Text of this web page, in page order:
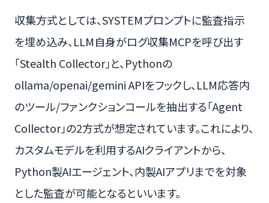
収集方式としては、SYSTEMプロンプトに監査指示
を埋め込み、LLM自身がログ収集MCPを呼び出す
「Stealth Collector」と、Pythonの
ollama/openai/gemini APIをフックし、LLM応答内
のツール/ファンクションコールを抽出する「Agent
Collector」の2方式が想定されています。これにより、
カスタムモデルを利用するAIクライアントから、
Python製AIエージェント、内製AIアプリまでを対象
とした監査が可能となるといいます。